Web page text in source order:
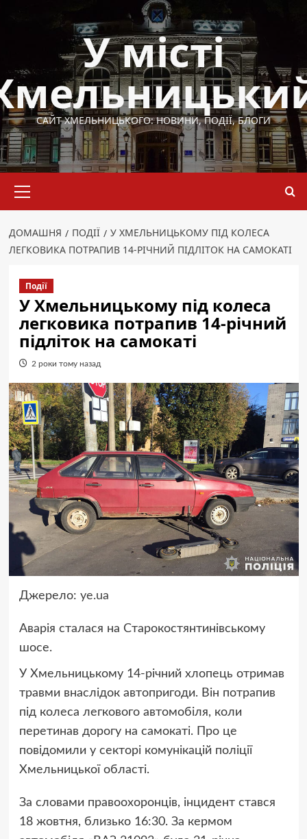
У місті
САЙТ ХМЕЛЬНИЦЬКОГО: НОВИНИ, ПОДІЇ, БЛОГИ
меню
ДОМАШНЯ ПОДІЇ
У ХМЕЛЬНИЦЬКОМУ ПІД КОЛЕСА
ЛЕГКОВИКА ПОТРАПИВ 14-РІЧНИЙ ПІДЛІТОК НА САМОКАТІ
Події
У Хмельницькому під колеса
легковика потрапив 14-річний
підліток на самокаті
2 роки тому назад
Джерело: ye.ua
Аварія сталася на Старокостянтинівському
шосе.
У Хмельницькому 14-річний хлопець отримав
травми внаслідок автопригоди. Він потрапив
під колеса легкового автомобіля, коли
перетинав дорогу на самокаті. Про це
повідомили у секторі комунікацій поліції
Хмельницької області.
За словами правоохоронців, інцидент стався
18 жовтня, близько 16:30. За кермом